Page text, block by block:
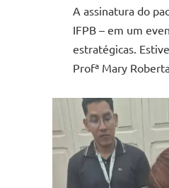
A assinatura do
IFPB – em um
estratégicas.
Profª Mary